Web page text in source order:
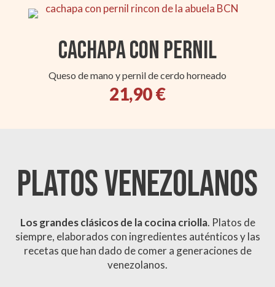
Cachapa con Pernil
Queso de mano y pernil de cerdo horneado
21,90 €
PLATOS VENEZOLANOS
Los grandes clásicos de la cocina criolla. Platos de
siempre, elaborados con ingredientes auténticos y las
recetas que han dado de comer a generaciones de
venezolanos.